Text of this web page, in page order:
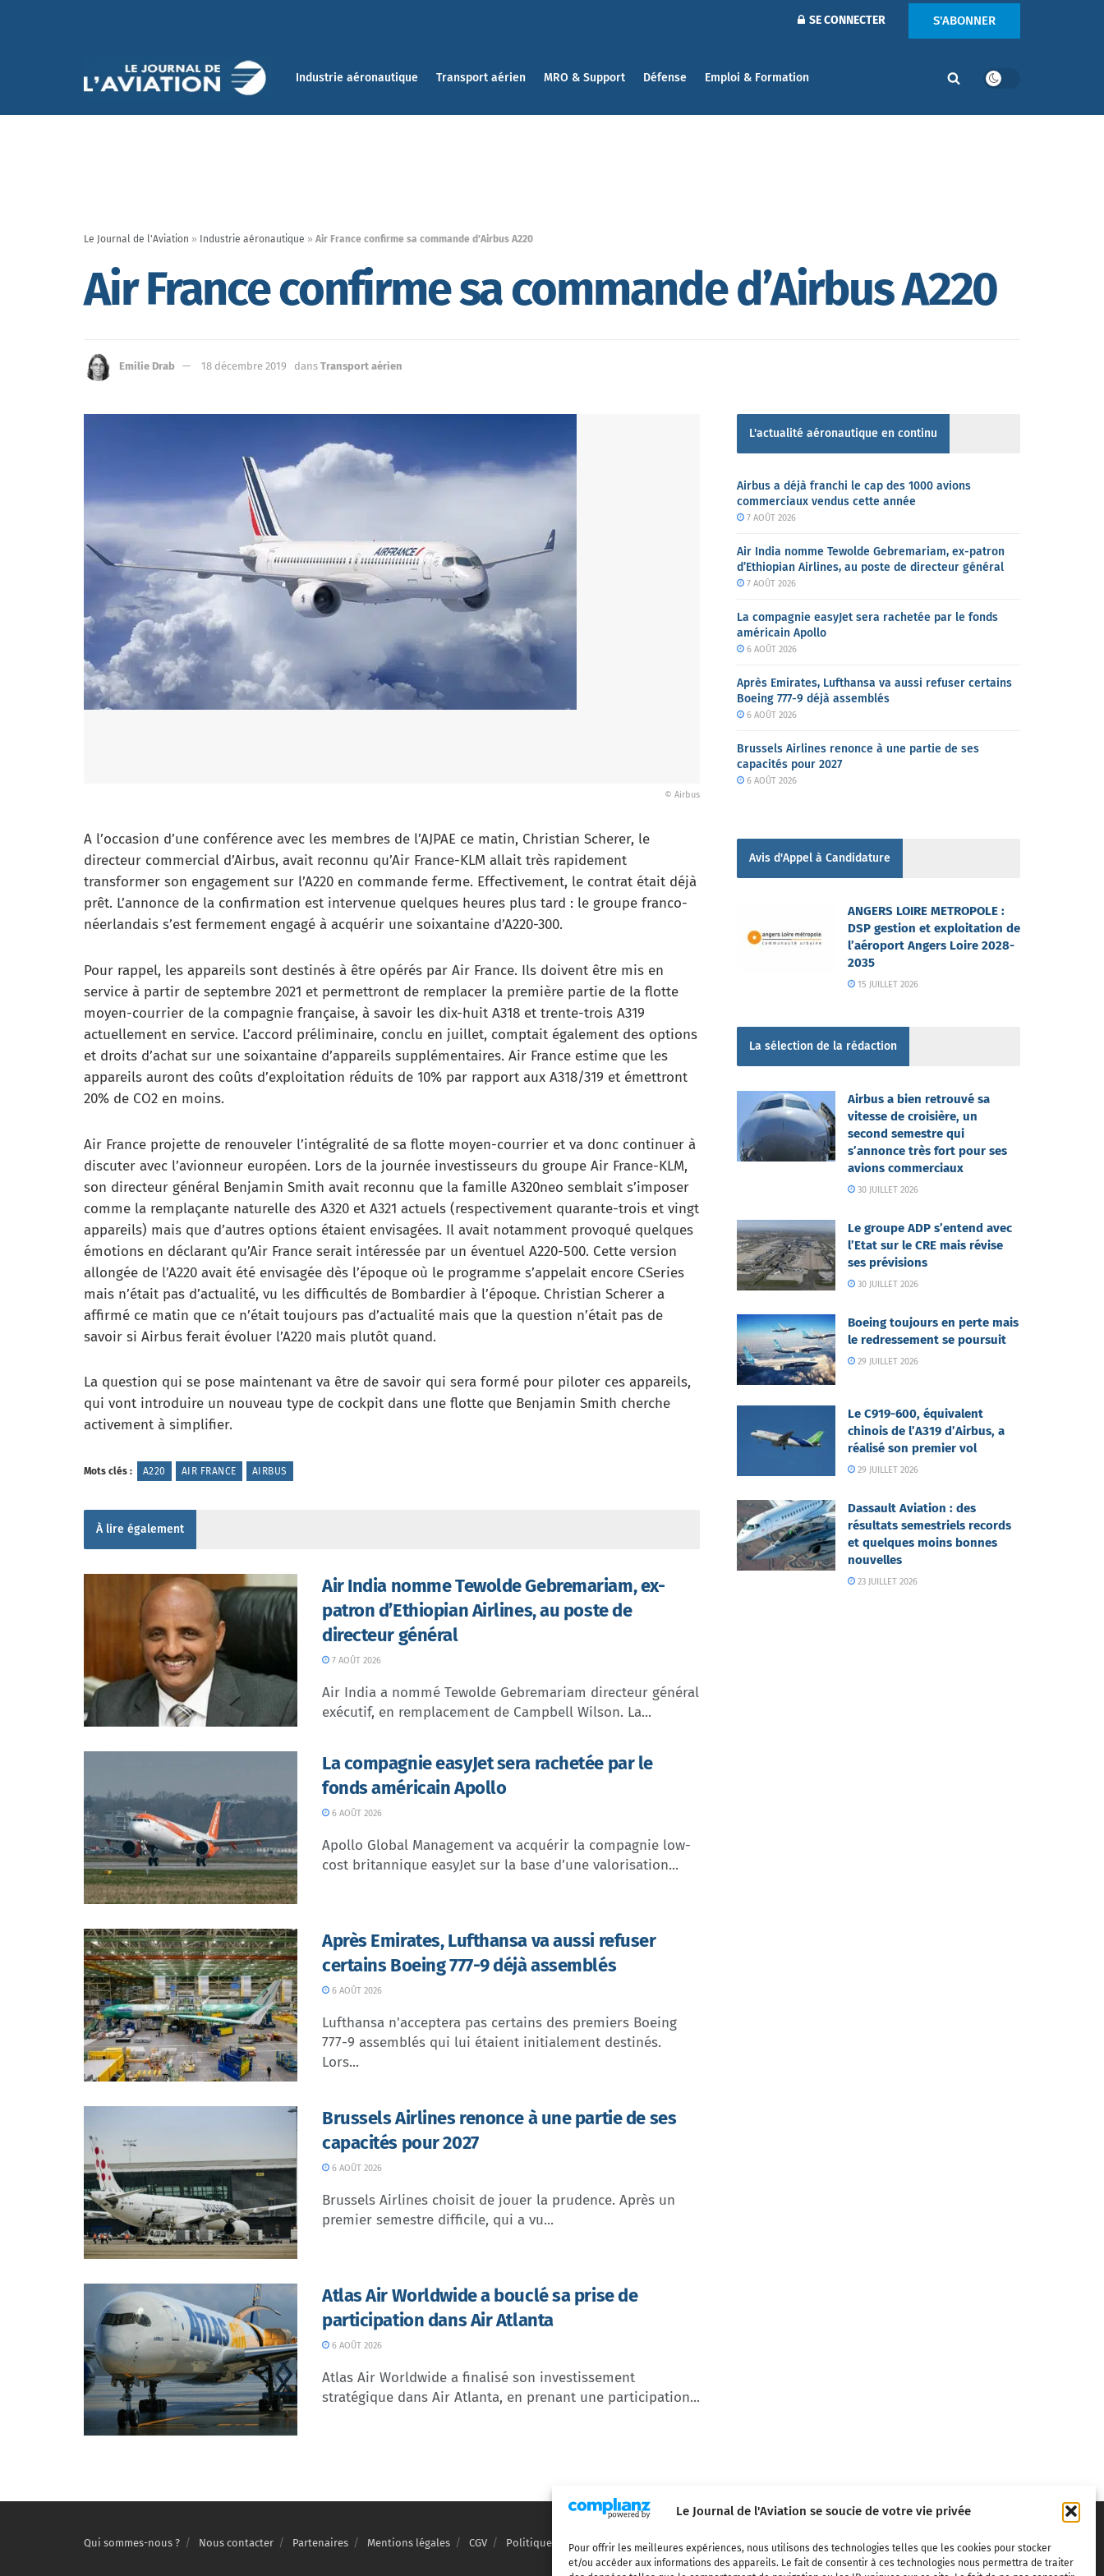
Le Journal de l'Aviation se soucie de votre vie privée
Pour offrir les meilleures expériences, nous utilisons des technologies telles que les cookies pour stocker
et/ou accéder aux informations des appareils. Le fait de consentir à ces technologies nous permettra de traiter
SE CONNECTER S'ABONNER
Industrie aéronautique Transport aérien MRO & Support Défense Emploi & Formation
Le Journal de l'Aviation » Industrie aéronautique » Air France confirme sa commande d’Airbus A220
Air France confirme sa commande d’Airbus A220
Emilie Drab 18 décembre 2019 dans Transport aérien
© Airbus
A l’occasion d’une conférence avec les membres de l’AJPAE ce matin, Christian Scherer, le
directeur commercial d’Airbus, avait reconnu qu’Air France-KLM allait très rapidement
transformer son engagement sur l’A220 en commande ferme. Effectivement, le contrat était déjà
prêt. L’annonce de la confirmation est intervenue quelques heures plus tard : le groupe franco-
néerlandais s’est fermement engagé à acquérir une soixantaine d’A220-300.
Pour rappel, les appareils sont destinés à être opérés par Air France. Ils doivent être mis en
service à partir de septembre 2021 et permettront de remplacer la première partie de la flotte
moyen-courrier de la compagnie française, à savoir les dix-huit A318 et trente-trois A319
actuellement en service. L’accord préliminaire, conclu en juillet, comptait également des options
et droits d’achat sur une soixantaine d’appareils supplémentaires. Air France estime que les
appareils auront des coûts d’exploitation réduits de 10% par rapport aux A318/319 et émettront
20% de CO2 en moins.
Air France projette de renouveler l’intégralité de sa flotte moyen-courrier et va donc continuer à
discuter avec l’avionneur européen. Lors de la journée investisseurs du groupe Air France-KLM,
son directeur général Benjamin Smith avait reconnu que la famille A320neo semblait s’imposer
comme la remplaçante naturelle des A320 et A321 actuels (respectivement quarante-trois et vingt
appareils) mais que d’autres options étaient envisagées. Il avait notamment provoqué quelques
émotions en déclarant qu’Air France serait intéressée par un éventuel A220-500. Cette version
allongée de l’A220 avait été envisagée dès l’époque où le programme s’appelait encore CSeries
mais n’était pas d’actualité, vu les difficultés de Bombardier à l’époque. Christian Scherer a
affirmé ce matin que ce n’était toujours pas d’actualité mais que la question n’était pas de
savoir si Airbus ferait évoluer l’A220 mais plutôt quand.
La question qui se pose maintenant va être de savoir qui sera formé pour piloter ces appareils,
qui vont introduire un nouveau type de cockpit dans une flotte que Benjamin Smith cherche
activement à simplifier.
Mots clés : A220 AIR FRANCE AIRBUS
À lire également
Air India nomme Tewolde Gebremariam, ex-
patron d’Ethiopian Airlines, au poste de
directeur général
7 AOÛT 2026
Air India a nommé Tewolde Gebremariam directeur général
exécutif, en remplacement de Campbell Wilson. La...
La compagnie easyJet sera rachetée par le
fonds américain Apollo
6 AOÛT 2026
Apollo Global Management va acquérir la compagnie low-
cost britannique easyJet sur la base d’une valorisation...
Après Emirates, Lufthansa va aussi refuser
certains Boeing 777-9 déjà assemblés
6 AOÛT 2026
Lufthansa n'acceptera pas certains des premiers Boeing
777-9 assemblés qui lui étaient initialement destinés.
Lors...
Brussels Airlines renonce à une partie de ses
capacités pour 2027
6 AOÛT 2026
Brussels Airlines choisit de jouer la prudence. Après un
premier semestre difficile, qui a vu...
Atlas Air Worldwide a bouclé sa prise de
participation dans Air Atlanta
6 AOÛT 2026
Atlas Air Worldwide a finalisé son investissement
stratégique dans Air Atlanta, en prenant une participation...
L'actualité aéronautique en continu
Airbus a déjà franchi le cap des 1000 avions
commerciaux vendus cette année
7 AOÛT 2026
Air India nomme Tewolde Gebremariam, ex-patron
d’Ethiopian Airlines, au poste de directeur général
7 AOÛT 2026
La compagnie easyJet sera rachetée par le fonds
américain Apollo
6 AOÛT 2026
Après Emirates, Lufthansa va aussi refuser certains
Boeing 777-9 déjà assemblés
6 AOÛT 2026
Brussels Airlines renonce à une partie de ses
capacités pour 2027
6 AOÛT 2026
Avis d'Appel à Candidature
ANGERS LOIRE METROPOLE :
DSP gestion et exploitation de
l’aéroport Angers Loire 2028-
2035
15 JUILLET 2026
La sélection de la rédaction
Airbus a bien retrouvé sa
vitesse de croisière, un
second semestre qui
s’annonce très fort pour ses
avions commerciaux
30 JUILLET 2026
Le groupe ADP s’entend avec
l’Etat sur le CRE mais révise
ses prévisions
30 JUILLET 2026
Boeing toujours en perte mais
le redressement se poursuit
29 JUILLET 2026
Le C919-600, équivalent
chinois de l’A319 d’Airbus, a
réalisé son premier vol
29 JUILLET 2026
Dassault Aviation : des
résultats semestriels records
et quelques moins bonnes
nouvelles
23 JUILLET 2026
Qui sommes-nous ? Nous contacter Partenaires Mentions légales CGV Politique de confidentialité Cookies